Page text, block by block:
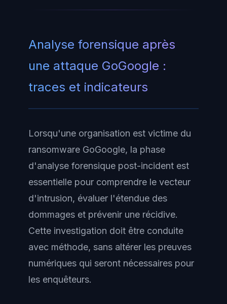
Analyse forensique après
une attaque GoGoogle :
traces et indicateurs
Lorsqu'une organisation est victime du
ransomware GoGoogle, la phase
d'analyse forensique post-incident est
essentielle pour comprendre le vecteur
d'intrusion, évaluer l'étendue des
dommages et prévenir une récidive.
Cette investigation doit être conduite
avec méthode, sans altérer les preuves
numériques qui seront nécessaires pour
les enquêteurs.